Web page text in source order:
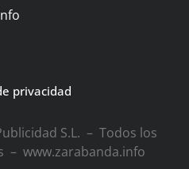
privacidad
S.L. – Todos los
– www.zarabanda.info